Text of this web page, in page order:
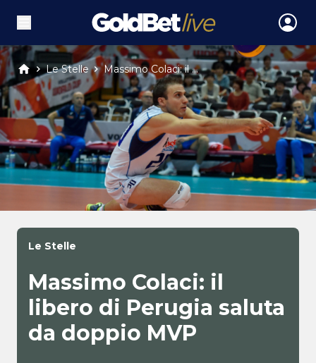
Le Stelle Massimo Colaci: il ...
Le Stelle
Massimo Colaci: il
libero di Perugia saluta
da doppio MVP